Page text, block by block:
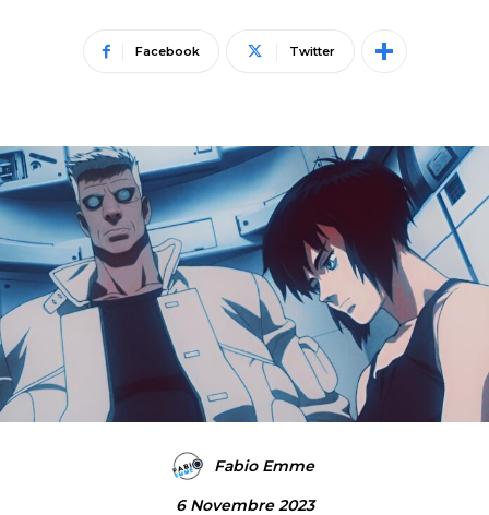
Facebook Twitter
Fabio Emme
6 Novembre 2023